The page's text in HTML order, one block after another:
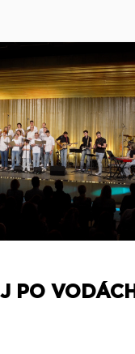
PO VODÁCH